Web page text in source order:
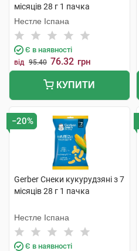
місяців 28 г 1 пачка
Нестле Іспана
Є в наявності
від 95.40 76.32 грн
КУПИТИ
−20%
Gerber Снеки кукурудзяні з 7
місяців 28 г 1 пачка
Нестле Іспана
Є в наявності